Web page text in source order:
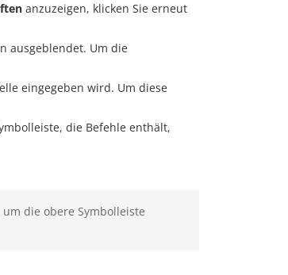
anzuzeigen, klicken Sie erneut
ausgeblendet. Um die
eingegeben wird. Um diese
die Befehle enthält,
die obere Symbolleiste